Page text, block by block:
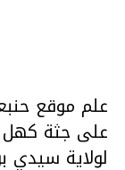
علم موقع
على جثة كهل
لولاية سيدي